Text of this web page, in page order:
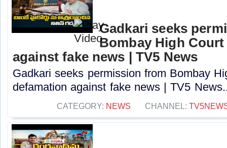
Gadkari seeks
Bombay High
against fake news | TV5 News
Gadkari seeks permission from Bombay
defamation against fake news | TV5
CATEGORY: NEWS CHANNEL: